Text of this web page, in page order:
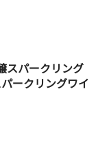
スパークリング
ークリングワイ